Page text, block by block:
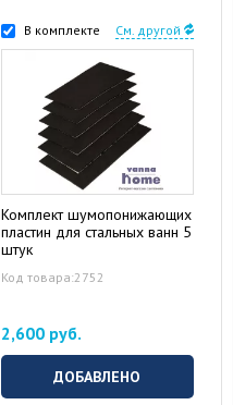
В комплекте См. другой
Комплект шумопонижающих
пластин для стальных ванн 5
штук
Код товара:2752
2,600 руб.
ДОБАВЛЕНО